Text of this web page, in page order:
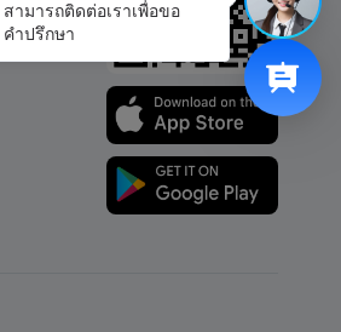
สามารถติดต่อเราเพื่อขอ
คำปรึกษา